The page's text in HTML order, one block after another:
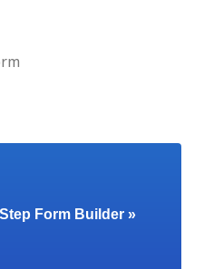
Form Builder »